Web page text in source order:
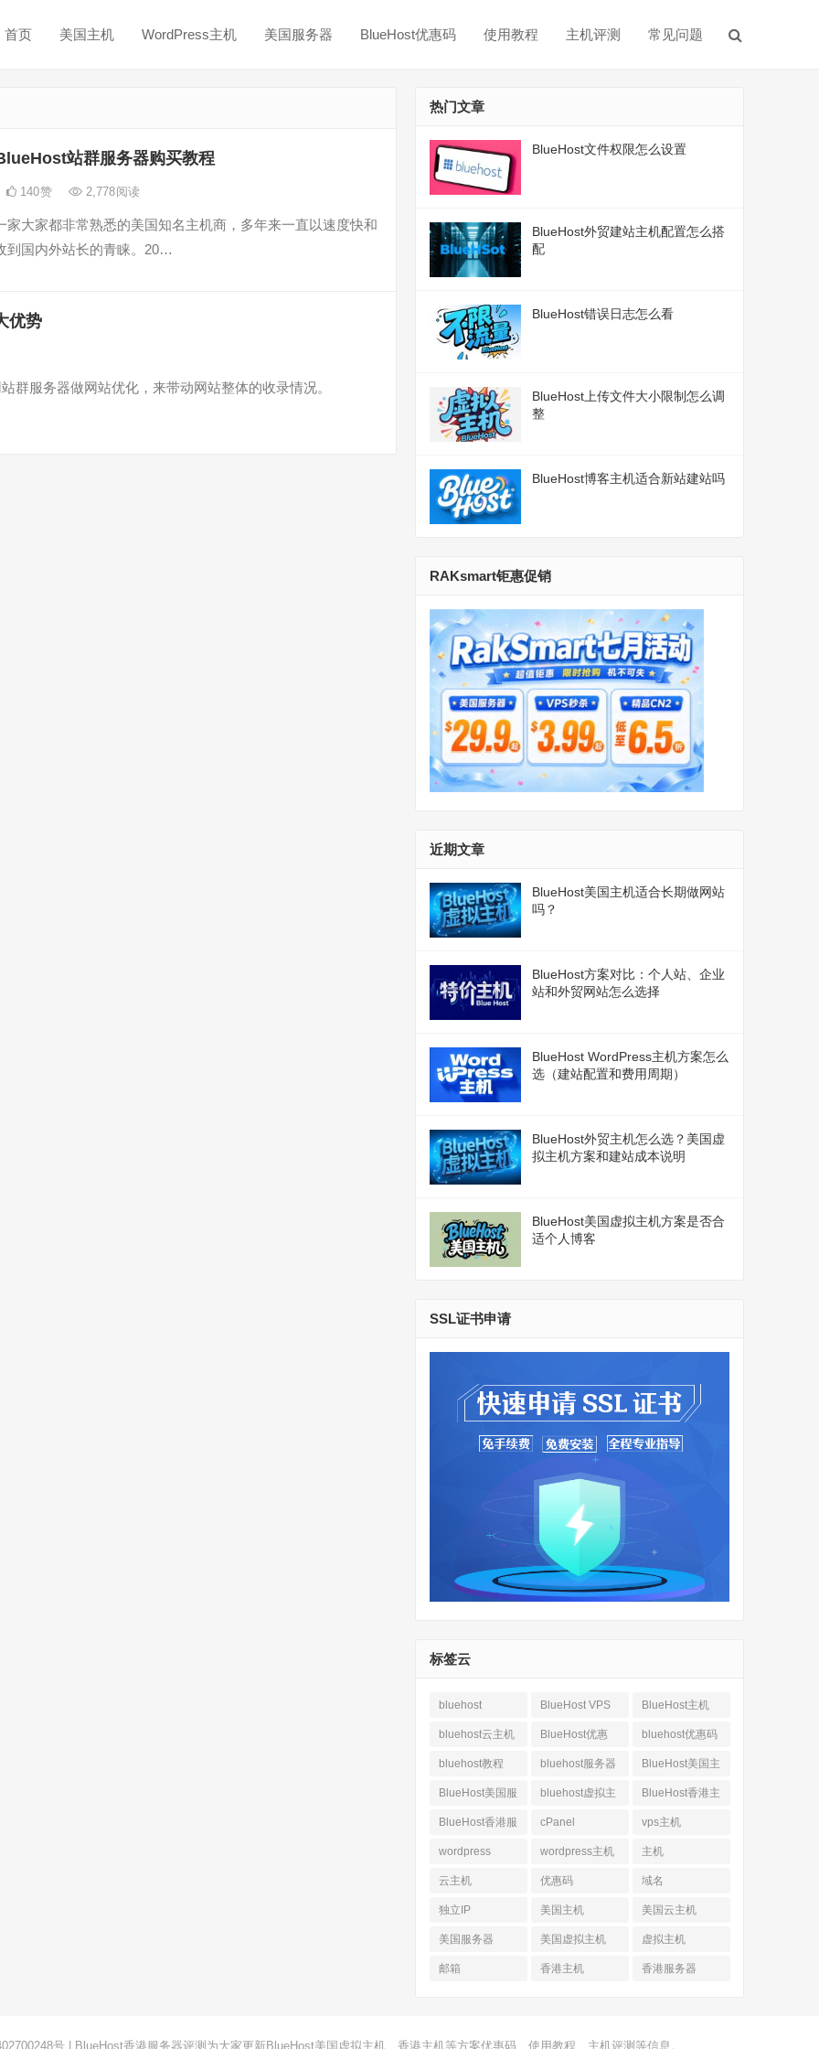
首页 美国主机 WordPress主机 美国服务器 BlueHost优惠码 使用教程 主机评测 常见问题
站群服务器购买教程
140赞 2,778阅读
家大家都非常熟悉的美国知名主机商，多年来一直以速度快和
到国内外站长的青睐。20…
优势
群服务器做网站优化，来带动网站整体的收录情况。
热门文章
BlueHost文件权限怎么设置
BlueHost外贸建站主机配置怎么搭
配
BlueHost错误日志怎么看
BlueHost上传文件大小限制怎么调
整
BlueHost博客主机适合新站建站吗
RAKsmart钜惠促销
近期文章
BlueHost美国主机适合长期做网站
吗？
BlueHost方案对比：个人站、企业
站和外贸网站怎么选择
BlueHost WordPress主机方案怎么
选（建站配置和费用周期）
BlueHost外贸主机怎么选？美国虚
拟主机方案和建站成本说明
BlueHost美国虚拟主机方案是否合
适个人博客
SSL证书申请
标签云
bluehost BlueHost VPS BlueHost主机
bluehost云主机 BlueHost优惠 bluehost优惠码
bluehost教程 bluehost服务器
BlueHost美国主
机
BlueHost美国服
务器
bluehost虚拟主
机
BlueHost香港主
机
BlueHost香港服
务器
cPanel vps主机
wordpress wordpress主机 主机
云主机 优惠码 域名
独立IP 美国主机 美国云主机
美国服务器 美国虚拟主机 虚拟主机
邮箱 香港主机 香港服务器
号 BlueHost香港服务器评测为大家更新BlueHost美国虚拟主机、香港主机等方案优惠码、使用教程、主机评测等信息。